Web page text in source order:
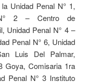
Unidad Penal N° 1,
2 – Centro de
Unidad Penal N° 4 –
Penal N° 6, Unidad
Luis Del Palmar,
Goya, Comisaria 1ra
Penal N° 3 Instituto